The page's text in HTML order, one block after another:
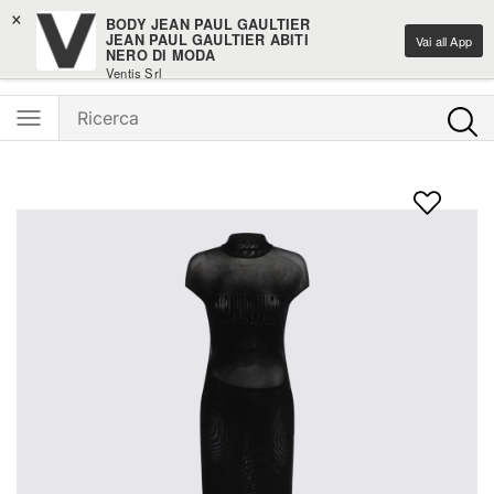
× BODY JEAN PAUL GAULTIER
JEAN PAUL GAULTIER ABITI
NERO DI MODA
Ventis Srl
Vai all App
Ventis - L'e-shopping parla italiano